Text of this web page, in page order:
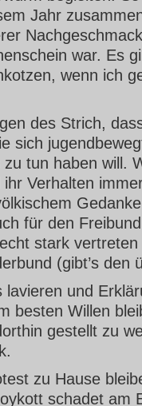
Jahr
war. Es
wenn ich
des Strich,
sich
tun haben will.
Verhalten
für den
stark
(gibt’s den
und
besten Willen
gestellt zu
zu Hause
schadet am